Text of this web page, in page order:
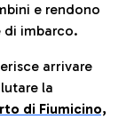
e rendono
di imbarco.
arrivare
la
di Fiumicino,